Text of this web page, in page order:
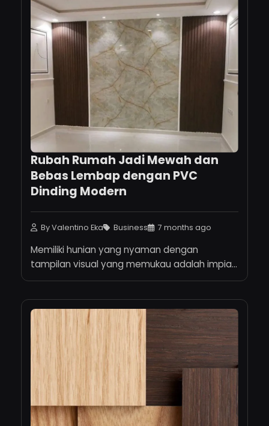
Rubah Rumah Jadi Mewah dan
Bebas Lembap dengan PVC
Dinding Modern
By Valentino Eka Business 7 months ago
Memiliki hunian yang nyaman dengan
tampilan visual yang memukau adalah impian
se...